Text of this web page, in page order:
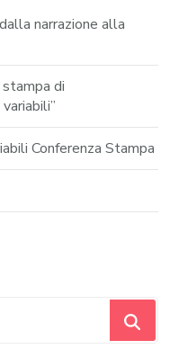
narrazione alla
di
Conferenza Stampa